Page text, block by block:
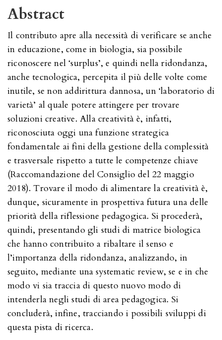
Abstract
Il contributo apre alla necessità di verificare se anche
in educazione, come in biologia, sia possibile
riconoscere nel ‘surplus’, e quindi nella ridondanza,
anche tecnologica, percepita il più delle volte come
inutile, se non addirittura dannosa, un ‘laboratorio di
varietà’ al quale potere attingere per trovare
soluzioni creative. Alla creatività è, infatti,
riconosciuta oggi una funzione strategica
fondamentale ai fini della gestione della complessità
e trasversale rispetto a tutte le competenze chiave
(Raccomandazione del Consiglio del 22 maggio
2018). Trovare il modo di alimentare la creatività è,
dunque, sicuramente in prospettiva futura una delle
priorità della riflessione pedagogica. Si procederà,
quindi, presentando gli studi di matrice biologica
che hanno contribuito a ribaltare il senso e
l’importanza della ridondanza, analizzando, in
seguito, mediante una systematic review, se e in che
modo vi sia traccia di questo nuovo modo di
intenderla negli studi di area pedagogica. Si
concluderà, infine, tracciando i possibili sviluppi di
questa pista di ricerca.